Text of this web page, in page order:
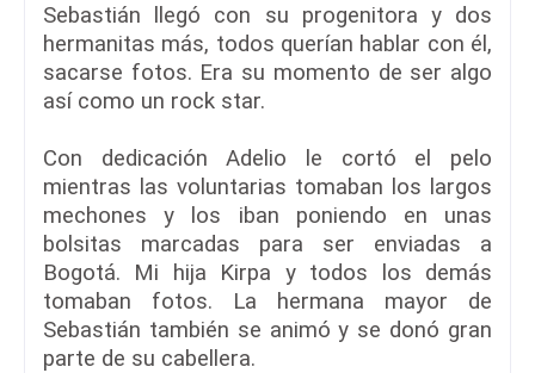
Sebastián llegó con su progenitora y dos
hermanitas más, todos querían hablar con él,
sacarse fotos. Era su momento de ser algo
así como un rock star.
Con dedicación Adelio le cortó el pelo
mientras las voluntarias tomaban los largos
mechones y los iban poniendo en unas
bolsitas marcadas para ser enviadas a
Bogotá. Mi hija Kirpa y todos los demás
tomaban fotos. La hermana mayor de
Sebastián también se animó y se donó gran
parte de su cabellera.